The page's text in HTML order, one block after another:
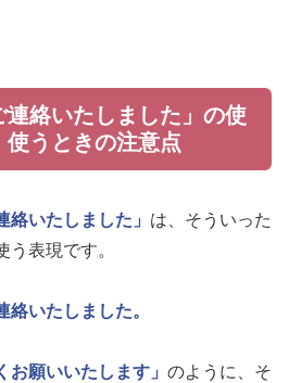
連絡いたしました」の使
うときの注意点
絡いたしました」 は、そういった
う表現です。
絡いたしました。
お願いいたします」 のように、そ